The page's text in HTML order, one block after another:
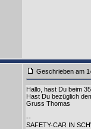
Geschrieben am
Hallo, hast Du beim
Hast Du bezüglich
Gruss Thomas
--
SAFETY-CAR IN